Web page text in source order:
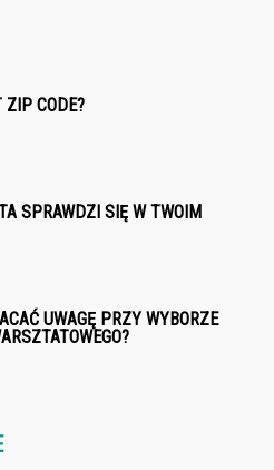
ZIP CODE?
SPRAWDZI SIĘ W TWOIM
UWAGĘ PRZY WYBORZE